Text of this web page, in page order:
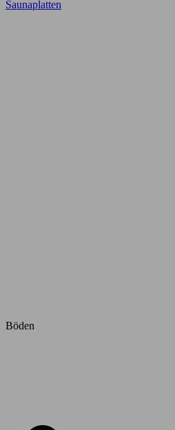
Saunaplatten
Böden